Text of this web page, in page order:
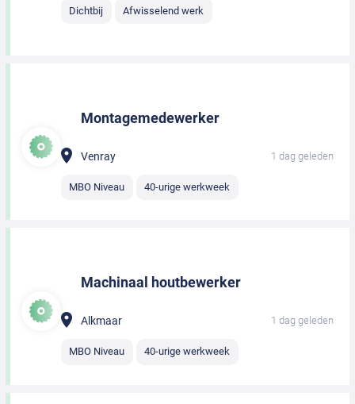
Dichtbij Afwisselend werk
Montagemedewerker
Venray 1 dag geleden
MBO Niveau 40-urige werkweek
Machinaal houtbewerker
Alkmaar 1 dag geleden
MBO Niveau 40-urige werkweek